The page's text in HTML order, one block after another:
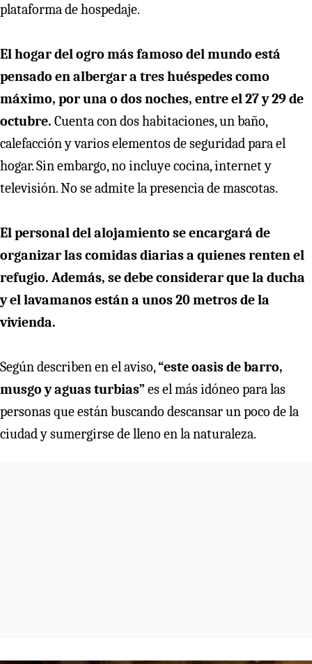
plataforma de hospedaje.
El hogar del ogro más famoso del mundo está
pensado en albergar a tres huéspedes como
máximo, por una o dos noches, entre el 27 y 29 de
octubre. Cuenta con dos habitaciones, un baño,
calefacción y varios elementos de seguridad para el
hogar. Sin embargo, no incluye cocina, internet y
televisión. No se admite la presencia de mascotas.
El personal del alojamiento se encargará de
organizar las comidas diarias a quienes renten el
refugio. Además, se debe considerar que la ducha
y el lavamanos están a unos 20 metros de la
vivienda.
Según describen en el aviso,“este oasis de barro,
musgo y aguas turbias” es el más idóneo para las
personas que están buscando descansar un poco de la
ciudad y sumergirse de lleno en la naturaleza.